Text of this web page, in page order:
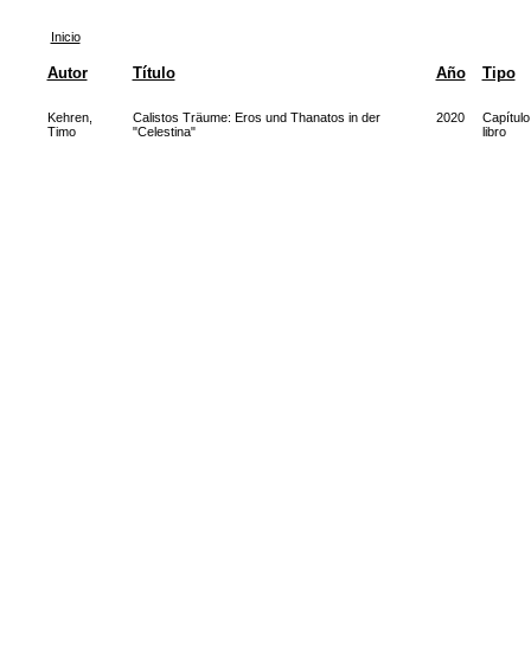
Inicio
Autor Título Año Tipo
Kehren,
Timo
Calistos Träume: Eros und Thanatos in der
"Celestina"
2020
libro